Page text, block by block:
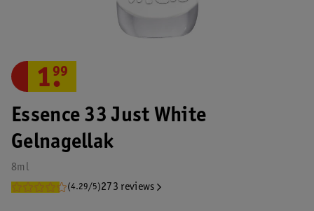
Essence 33 Just White
Gelnagellak
8ml
(4.29/5)273 reviews
1.
99